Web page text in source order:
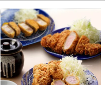
り抜きました。ベースとなる生
乳には、酪農王国・北海道津別
町産を贅沢に使用。広大な大地
が育んだ濃厚なコクが、豚肉の
旨みを優しく包み込みます。ポ
ピュラーなカニやコーンとは一
線を画す、自社ブランド豚だか